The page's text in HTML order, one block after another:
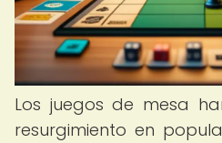
Los juegos de mesa
resurgimiento en